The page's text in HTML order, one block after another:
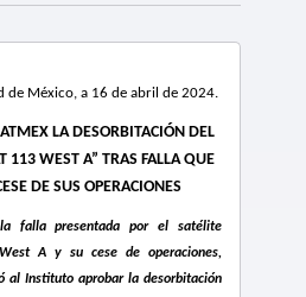
de México, a 16 de abril de 2024.
LA DESORBITACIÓN DEL
113 WEST A” TRAS FALLA QUE
DE SUS OPERACIONES
falla presentada por el satélite
A y su cese de operaciones,
al Instituto aprobar la desorbitación